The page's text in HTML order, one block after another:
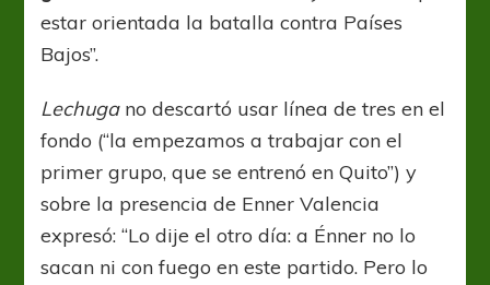
estar orientada la batalla contra Países
Bajos”.
Lechugano descartó usar línea de tres en el
fondo (“la empezamos a trabajar con el
primer grupo, que se entrenó en Quito”) y
sobre la presencia de Enner Valencia
expresó: “Lo dije el otro día: a Énner no lo
sacan ni con fuego en este partido. Pero lo